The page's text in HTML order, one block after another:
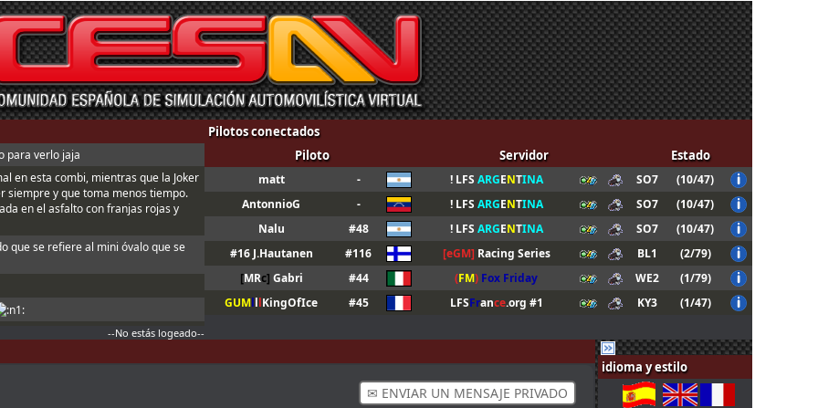
Pilotos conectados
para verlo jaja
en esta combi, mientras que la Joker
siempre y que toma menos tiempo.
en el asfalto con franjas rojas y
que se refiere al mini óvalo que se
Y t3, a fondo o a casa
Piloto Servidor Estado
matt - ! LFS ARGENTINA SO7
(10/47)
AntonnioG
- ! LFS ARGENTINA SO7
(10/47)
Nalu
#48 ! LFS ARGENTINA SO7
(10/47)
#16 J.Hautanen
#116 [eGM] Racing Series BL1
(2/79)
[MRc] Gabri #44 (FM) Fox Friday WE2
(1/79)
GUMlllKingOfIce #45 LFSFrance.org #1 KY3 (1/47)
--No estás logeado--
✉ ENVIAR UN MENSAJE PRIVADO
idioma y estilo